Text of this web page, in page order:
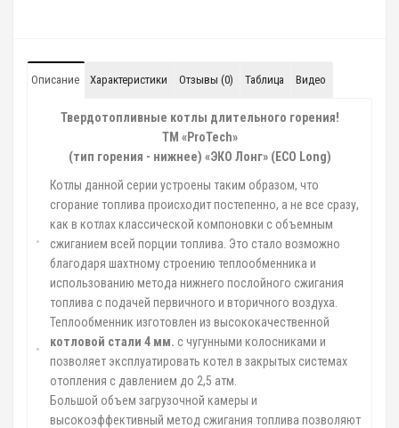
Описание Характеристики Отзывы (0) Таблица Видео
Твердотопливные котлы длительного горения!
ТМ «ProTech»
(тип горения - нижнее) «ЭКО Лонг» (ЕСО Long)
Котлы данной серии устроены таким образом, что
сгорание топлива происходит постепенно, а не все сразу,
как в котлах классической компоновки с объемным
сжиганием всей порции топлива. Это стало возможно
благодаря шахтному строению теплообменника и
использованию метода нижнего послойного сжигания
топлива с подачей первичного и вторичного воздуха.
Теплообменник изготовлен из высококачественной
котловой стали 4 мм. с чугунными колосниками и
позволяет эксплуатировать котел в закрытых системах
отопления с давлением до 2,5 атм.
Большой объем загрузочной камеры и
высокоэффективный метод сжигания топлива позволяют